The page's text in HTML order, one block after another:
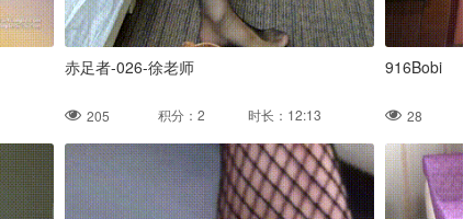
赤足者-026-徐老师
205 积分：2 时长：12:13
916Bobi
28